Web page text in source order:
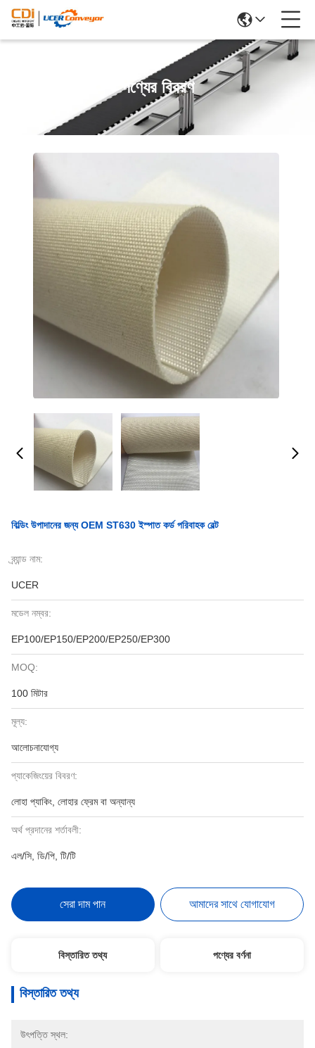
পণ্যের বিবরণ
বিল্ডিং উপাদানের জন্য OEM ST630 ইস্পাত কর্ড পরিবাহক বেল্ট
ব্র্যান্ড নাম:
UCER
মডেল নম্বর:
EP100/EP150/EP200/EP250/EP300
MOQ:
100 মিটার
মূল্য:
আলোচনাযোগ্য
প্যাকেজিংয়ের বিবরণ:
লোহা প্যাকিং, লোহার ফ্রেম বা অন্যান্য
অর্থ প্রদানের শর্তাবলী:
এল/সি, ডি/পি, টি/টি
সেরা দাম পান আমাদের সাথে যোগাযোগ
বিস্তারিত তথ্য পণ্যের বর্ণনা
বিস্তারিত তথ্য
উৎপত্তি স্থল: